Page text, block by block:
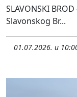
SLAVONSKI
Slavonskog Br...
01.07.2026. u